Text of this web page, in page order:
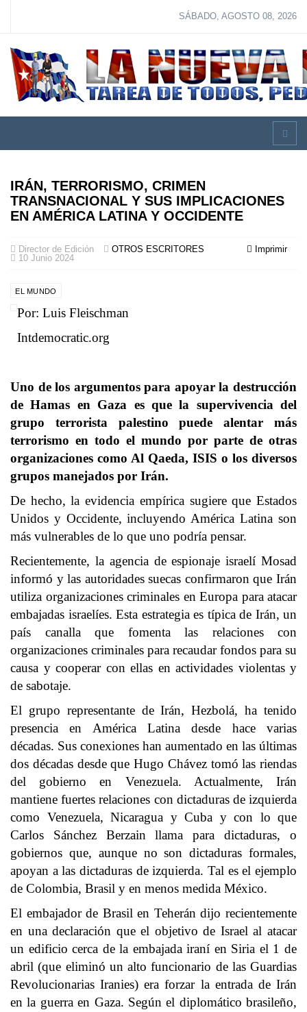
SÁBADO, AGOSTO 08, 2026
IRÁN, TERRORISMO, CRIMEN
TRANSNACIONAL Y SUS IMPLICACIONES
EN AMÉRICA LATINA Y OCCIDENTE
Imprimir
Director de Edición
OTROS ESCRITORES
10 Junio 2024
EL MUNDO
Por: Luis Fleischman
Intdemocratic.org
Uno de los argumentos para apoyar la destrucción
de Hamas en Gaza es que la supervivencia del
grupo terrorista palestino puede alentar más
terrorismo en todo el mundo por parte de otras
organizaciones como Al Qaeda, ISIS o los diversos
grupos manejados por Irán.
De hecho, la evidencia empírica sugiere que Estados
Unidos y Occidente, incluyendo América Latina son
más vulnerables de lo que uno podría pensar.
Recientemente, la agencia de espionaje israelí Mosad
informó y las autoridades suecas confirmaron que Irán
utiliza organizaciones criminales en Europa para atacar
embajadas israelíes. Esta estrategia es típica de Irán, un
país canalla que fomenta las relaciones con
organizaciones criminales para recaudar fondos para su
causa y cooperar con ellas en actividades violentas y
de sabotaje.
El grupo representante de Irán, Hezbolá, ha tenido
presencia en América Latina desde hace varias
décadas. Sus conexiones han aumentado en las últimas
dos décadas desde que Hugo Chávez tomó las riendas
del gobierno en Venezuela. Actualmente, Irán
mantiene fuertes relaciones con dictaduras de izquierda
como Venezuela, Nicaragua y Cuba y con lo que
Carlos Sánchez Berzain llama para dictaduras, o
gobiernos que, aunque no son dictaduras formales,
apoyan a las dictaduras de izquierda. Tal es el ejemplo
de Colombia, Brasil y en menos medida México.
El embajador de Brasil en Teherán dijo recientemente
en una declaración que el objetivo de Israel al atacar
un edificio cerca de la embajada iraní en Siria el 1 de
abril (que eliminó un alto funcionario de las Guardias
Revolucionarias Iranies) era forzar la entrada de Irán
en la guerra en Gaza. Según el diplomático brasileño,